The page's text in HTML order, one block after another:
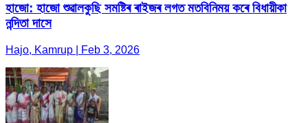
হাজো: হাজো শুৱালকুছি সমষ্টিৰ ৰাইজৰ লগত মতবিনিময় কৰে বিধায়ীকা
নন্দিতা দাসে
Hajo, Kamrup | Feb 3, 2026